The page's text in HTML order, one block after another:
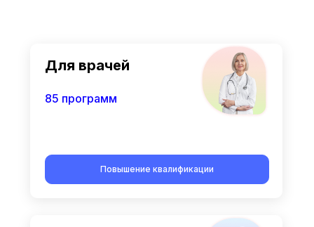
Для врачей
85 программ
Повышение квалификации